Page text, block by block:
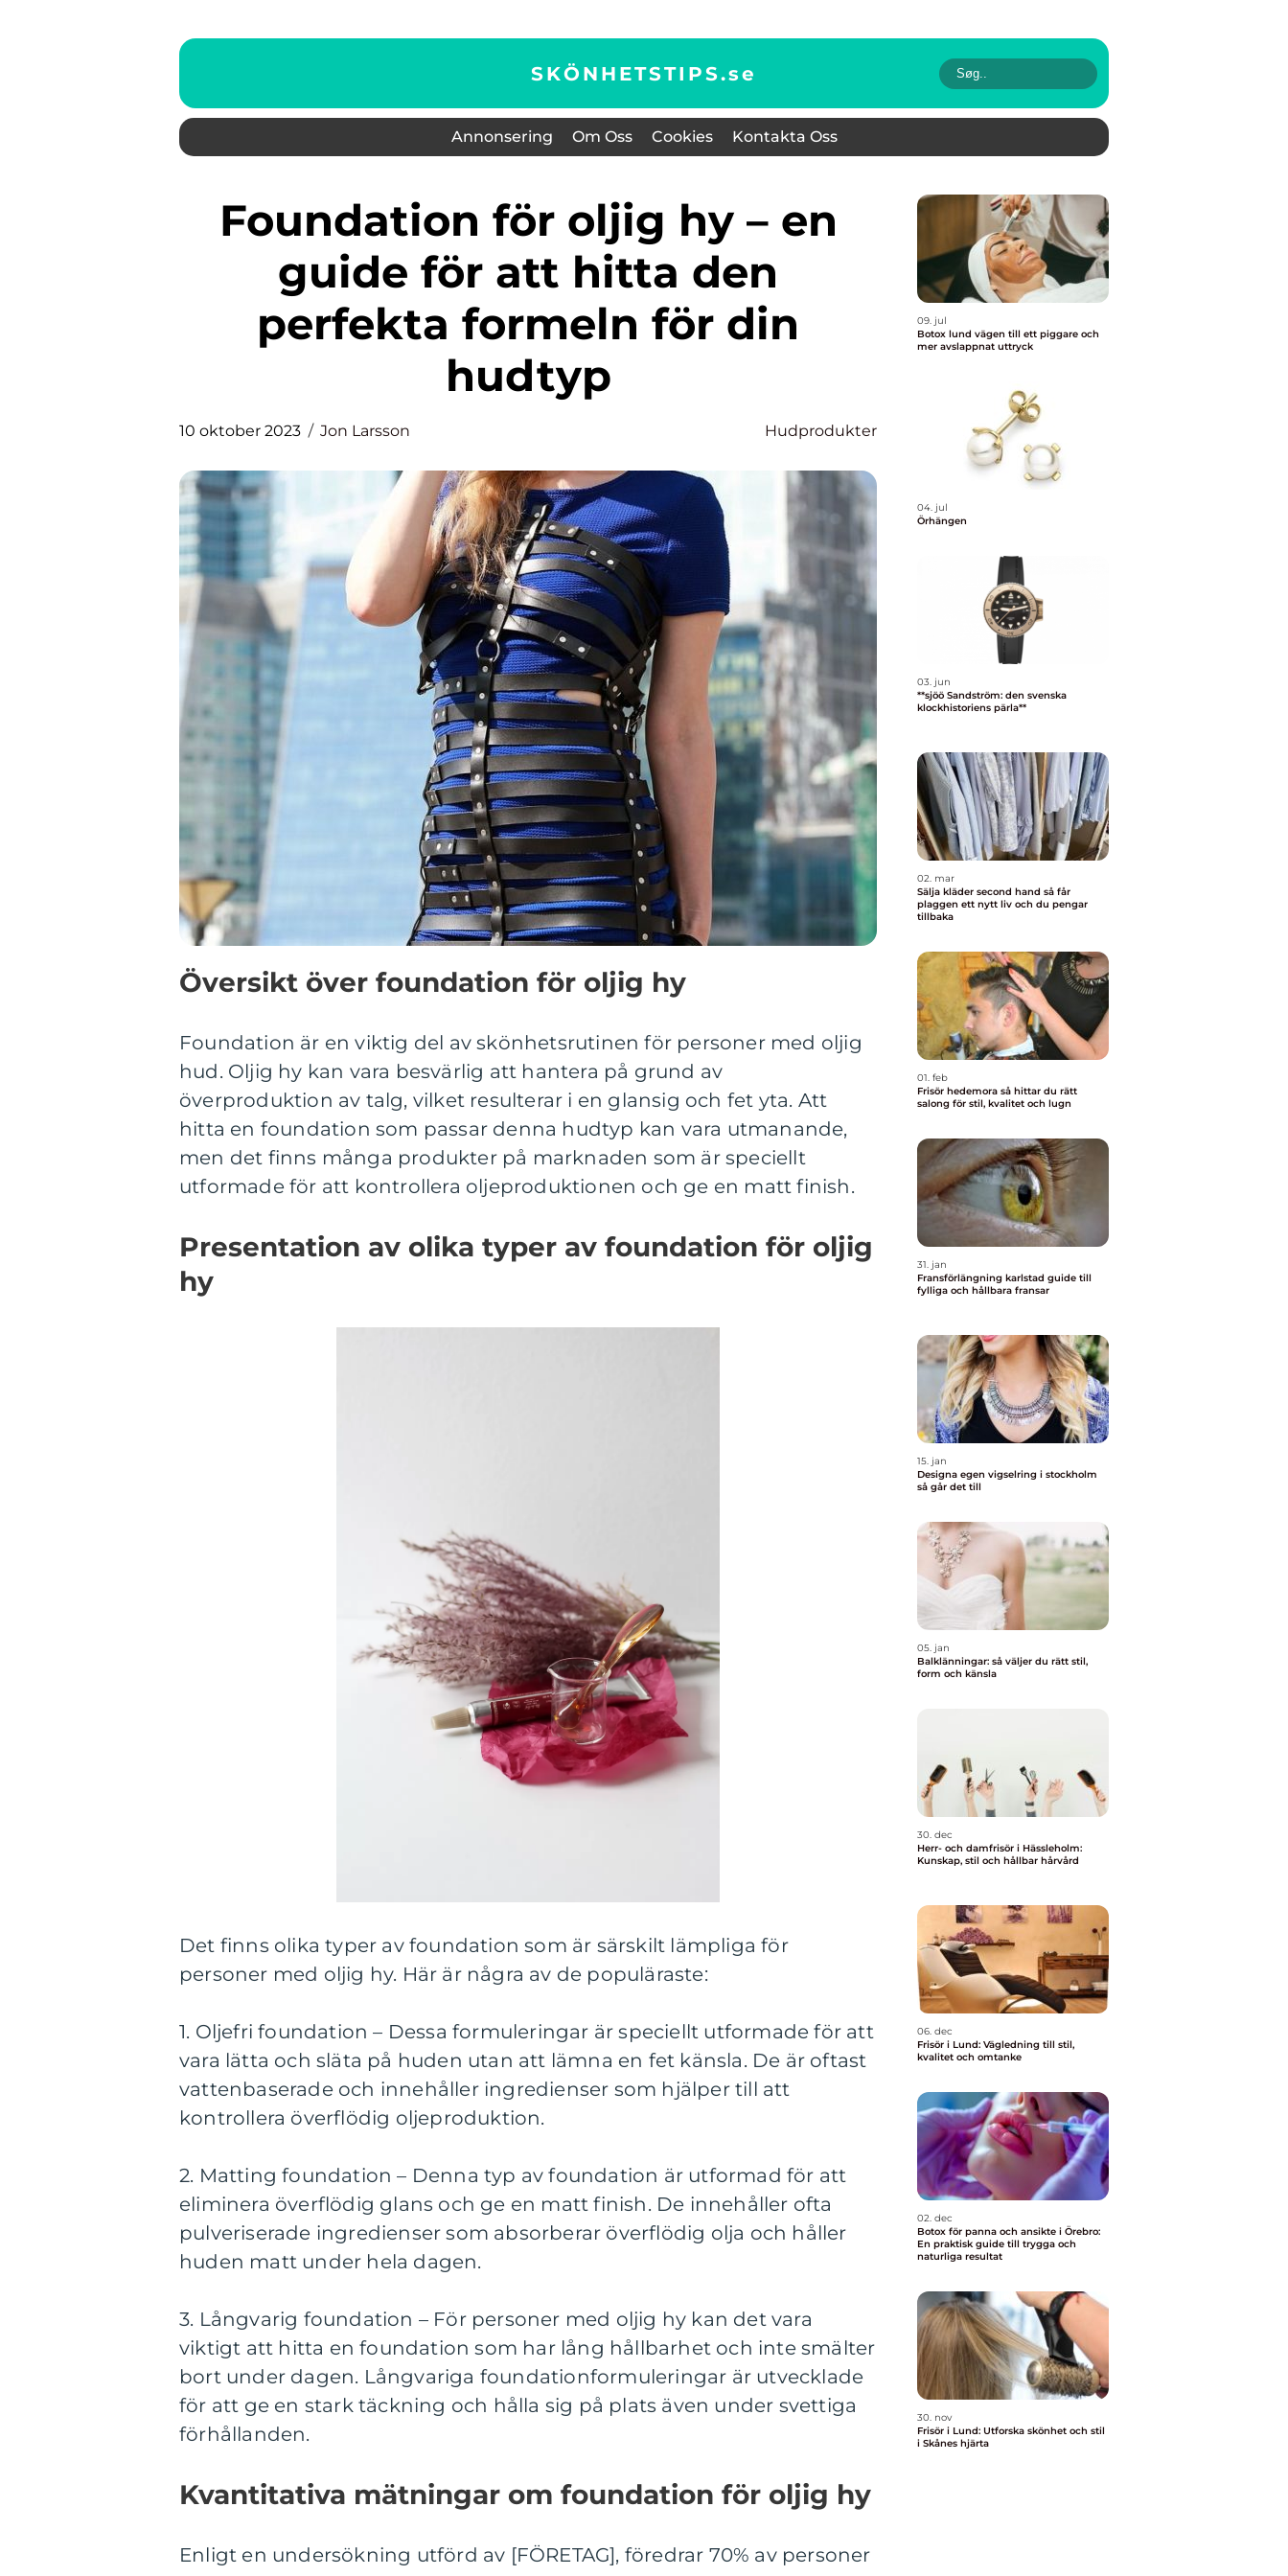
SKÖNHETSTIPS.se
Annonsering Om Oss Cookies Kontakta Oss
Foundation för oljig hy – en
guide för att hitta den
perfekta formeln för din
hudtyp
10 oktober 2023 Jon Larsson Hudprodukter
Översikt över foundation för oljig hy
Foundation är en viktig del av skönhetsrutinen för personer med oljig
hud. Oljig hy kan vara besvärlig att hantera på grund av
överproduktion av talg, vilket resulterar i en glansig och fet yta. Att
hitta en foundation som passar denna hudtyp kan vara utmanande,
men det finns många produkter på marknaden som är speciellt
utformade för att kontrollera oljeproduktionen och ge en matt finish.
Presentation av olika typer av foundation för oljig
hy
Det finns olika typer av foundation som är särskilt lämpliga för
personer med oljig hy. Här är några av de populäraste:
1. Oljefri foundation – Dessa formuleringar är speciellt utformade för att
vara lätta och släta på huden utan att lämna en fet känsla. De är oftast
vattenbaserade och innehåller ingredienser som hjälper till att
kontrollera överflödig oljeproduktion.
2. Matting foundation – Denna typ av foundation är utformad för att
eliminera överflödig glans och ge en matt finish. De innehåller ofta
pulveriserade ingredienser som absorberar överflödig olja och håller
huden matt under hela dagen.
3. Långvarig foundation – För personer med oljig hy kan det vara
viktigt att hitta en foundation som har lång hållbarhet och inte smälter
bort under dagen. Långvariga foundationformuleringar är utvecklade
för att ge en stark täckning och hålla sig på plats även under svettiga
förhållanden.
Kvantitativa mätningar om foundation för oljig hy
Enligt en undersökning utförd av [FÖRETAG], föredrar 70% av personer
09. jul
Botox lund vägen till ett piggare och
mer avslappnat uttryck
04. jul
Örhängen
03. jun
**sjöö Sandström: den svenska
klockhistoriens pärla**
02. mar
Sälja kläder second hand så får
plaggen ett nytt liv och du pengar
tillbaka
01. feb
Frisör hedemora så hittar du rätt
salong för stil, kvalitet och lugn
31. jan
Fransförlängning karlstad guide till
fylliga och hållbara fransar
15. jan
Designa egen vigselring i stockholm
så går det till
05. jan
Balklänningar: så väljer du rätt stil,
form och känsla
30. dec
Herr- och damfrisör i Hässleholm:
Kunskap, stil och hållbar hårvård
06. dec
Frisör i Lund: Vägledning till stil,
kvalitet och omtanke
02. dec
Botox för panna och ansikte i Örebro:
En praktisk guide till trygga och
naturliga resultat
30. nov
Frisör i Lund: Utforska skönhet och stil
i Skånes hjärta